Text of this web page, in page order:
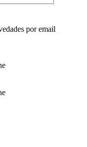
por email